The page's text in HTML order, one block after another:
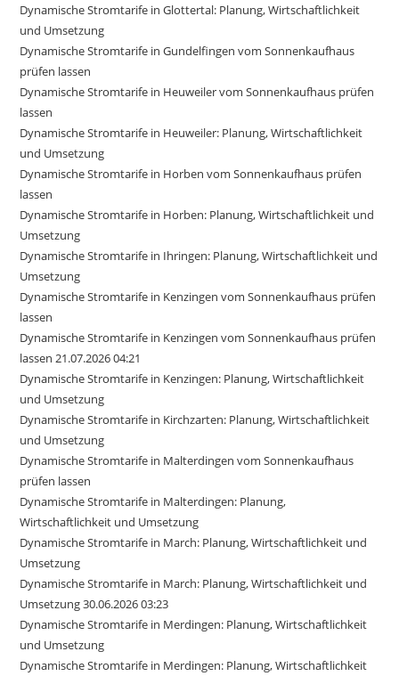
Dynamische Stromtarife in Glottertal: Planung, Wirtschaftlichkeit
und Umsetzung
Dynamische Stromtarife in Gundelfingen vom Sonnenkaufhaus
prüfen lassen
Dynamische Stromtarife in Heuweiler vom Sonnenkaufhaus prüfen
lassen
Dynamische Stromtarife in Heuweiler: Planung, Wirtschaftlichkeit
und Umsetzung
Dynamische Stromtarife in Horben vom Sonnenkaufhaus prüfen
lassen
Dynamische Stromtarife in Horben: Planung, Wirtschaftlichkeit und
Umsetzung
Dynamische Stromtarife in Ihringen: Planung, Wirtschaftlichkeit und
Umsetzung
Dynamische Stromtarife in Kenzingen vom Sonnenkaufhaus prüfen
lassen
Dynamische Stromtarife in Kenzingen vom Sonnenkaufhaus prüfen
lassen 21.07.2026 04:21
Dynamische Stromtarife in Kenzingen: Planung, Wirtschaftlichkeit
und Umsetzung
Dynamische Stromtarife in Kirchzarten: Planung, Wirtschaftlichkeit
und Umsetzung
Dynamische Stromtarife in Malterdingen vom Sonnenkaufhaus
prüfen lassen
Dynamische Stromtarife in Malterdingen: Planung,
Wirtschaftlichkeit und Umsetzung
Dynamische Stromtarife in March: Planung, Wirtschaftlichkeit und
Umsetzung
Dynamische Stromtarife in March: Planung, Wirtschaftlichkeit und
Umsetzung 30.06.2026 03:23
Dynamische Stromtarife in Merdingen: Planung, Wirtschaftlichkeit
und Umsetzung
Dynamische Stromtarife in Merdingen: Planung, Wirtschaftlichkeit